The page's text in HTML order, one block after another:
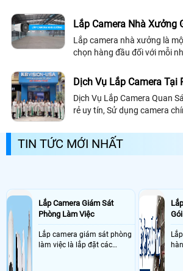
hiệu quả cao cho công việc,
công nhân làm việc, hoạt động vận chuyển và giao
nhận thường xuyên
Lắp Camera Nhà Xưởng
Lắp camera nhà xưởng là
chọn hàng đầu đối với mỗi
động trong kho xưởng một
không cần có mặt tại đó
Dịch Vụ Lắp Camera Tại
Dịch Vụ Lắp Camera Quan
rẻ uy tín, Sử dụng camera
chính sách bảo hành và dịch
TIN TỨC MỚI NHẤT
Lắp Camera Giám Sát
Phòng Làm Việc
Lắp camera giám sát phòng
làm việc là lắp đặt các